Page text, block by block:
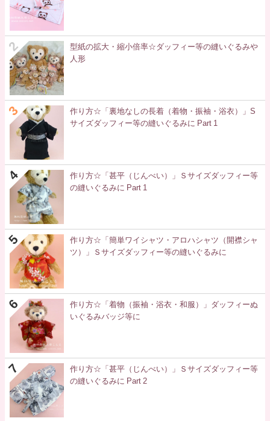
型紙の拡大・縮小倍率☆ダッフィー等の縫いぐるみや
人形
作り方☆「裏地なしの長着（着物・振袖・浴衣）」S
サイズダッフィー等の縫いぐるみに Part 1
作り方☆「甚平（じんべい）」Ｓサイズダッフィー等
の縫いぐるみに Part 1
作り方☆「簡単ワイシャツ・アロハシャツ（開襟シャ
ツ）」Ｓサイズダッフィー等の縫いぐるみに
作り方☆「着物（振袖・浴衣・和服）」ダッフィーぬ
いぐるみバッジ等に
作り方☆「甚平（じんべい）」Ｓサイズダッフィー等
の縫いぐるみに Part 2